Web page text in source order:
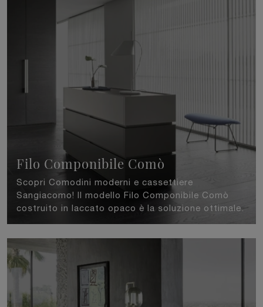
Filo Componibile Comò
Scopri Comodini moderni e cassettiere
Sangiacomo! Il modello Filo Componibile Comò
costruito in laccato opaco è la soluzione ottimale.